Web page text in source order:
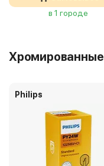
в 1 городе
Хромированные
Philips